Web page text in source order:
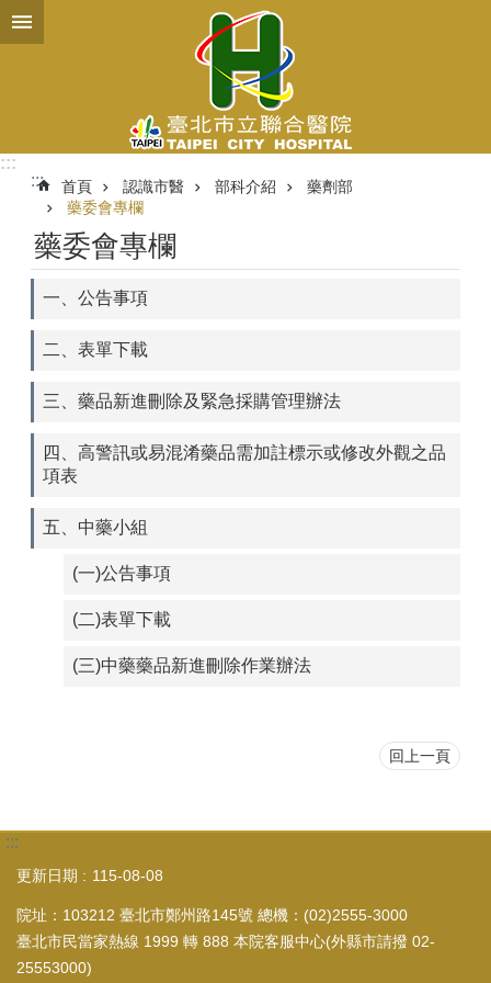
跳到主要內容區塊
:::
:::
首頁 認識市醫 部科介紹
藥劑部
藥委會專欄
藥委會專欄
一、公告事項
二、表單下載
三、藥品新進刪除及緊急採購管理辦法
四、高警訊或易混淆藥品需加註標示或修改外觀之品
項表
五、中藥小組
(一)公告事項
(二)表單下載
(三)中藥藥品新進刪除作業辦法
回上一頁
:::
更新日期 115-08-08
院址：103212 臺北市鄭州路145號 總機：(02)2555-3000
臺北市民當家熱線 1999 轉 888 本院客服中心(外縣市請撥 02-
25553000)